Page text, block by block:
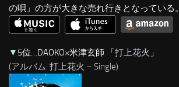
の唄」の方が大きな売れ行きとなっている。
▼ 5位…DAOKO×米津玄師 「打上花火 」
(アルバム: 打上花火 – Single)